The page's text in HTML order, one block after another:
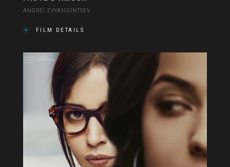
ANDREÏ ZVYANGINTSEV
FILM DETAILS